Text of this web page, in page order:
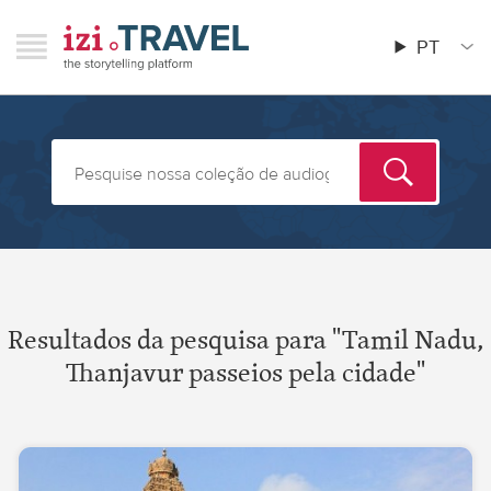
para
conteúdo
Menu
Main
menu
PT
Resultados da pesquisa para "Tamil Nadu,
Thanjavur passeios pela cidade"